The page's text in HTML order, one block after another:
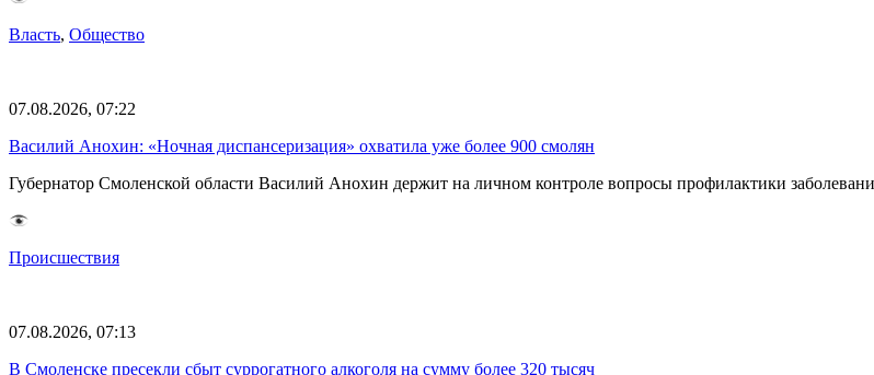
Власть, Общество
07.08.2026, 07:22
Василий Анохин: «Ночная диспансеризация» охватила уже более 900 смолян
Губернатор Смоленской области Василий Анохин держит на личном контроле вопросы профилактики
Происшествия
07.08.2026, 07:13
В Смоленске пресекли сбыт суррогатного алкоголя на сумму более 320 тысяч